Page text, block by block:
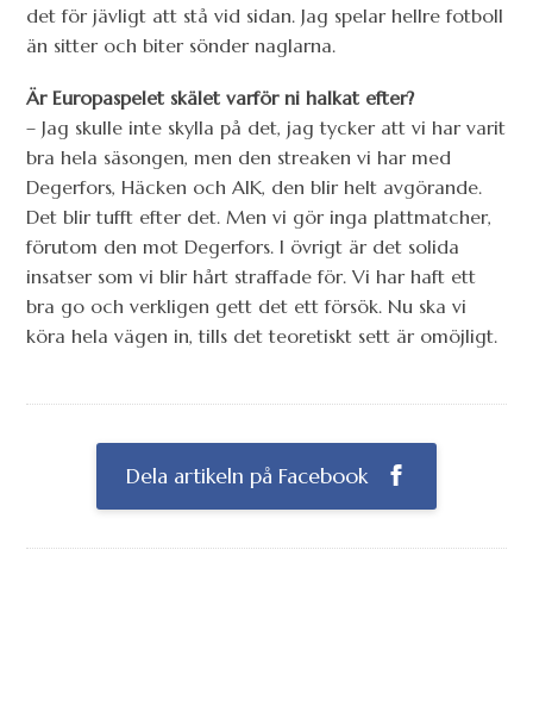
det för jävligt att stå vid sidan. Jag spelar hellre fotboll
än sitter och biter sönder naglarna.
Är Europaspelet skälet varför ni halkat efter?
– Jag skulle inte skylla på det, jag tycker att vi har varit
bra hela säsongen, men den streaken vi har med
Degerfors, Häcken och AIK, den blir helt avgörande.
Det blir tufft efter det. Men vi gör inga plattmatcher,
förutom den mot Degerfors. I övrigt är det solida
insatser som vi blir hårt straffade för. Vi har haft ett
bra go och verkligen gett det ett försök. Nu ska vi
köra hela vägen in, tills det teoretiskt sett är omöjligt.
Dela artikeln på Facebook